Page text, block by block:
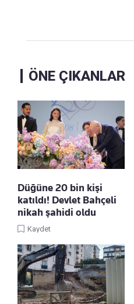
ÖNE ÇIKANLAR
Düğüne 20 bin kişi
katıldı! Devlet Bahçeli
nikah şahidi oldu
Kaydet